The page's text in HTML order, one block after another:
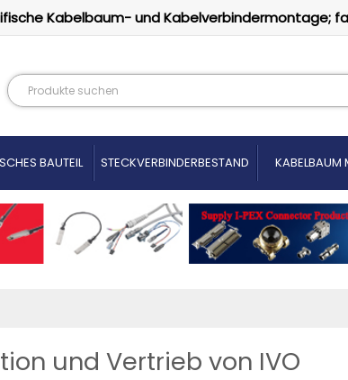
Kabelbaum- und Kabelverbindermontage;
BAUTEIL STECKVERBINDERBESTAND KABELBAUM
und Vertrieb von IVO